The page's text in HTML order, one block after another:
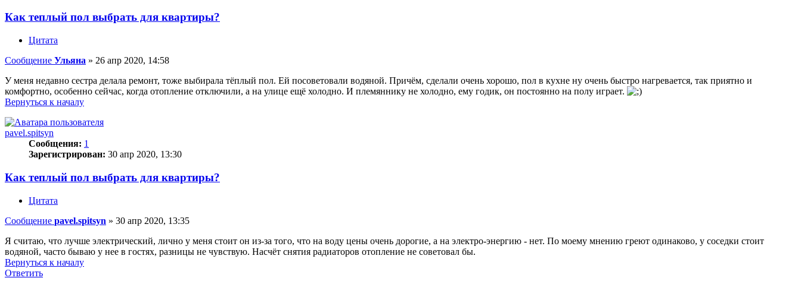
Как теплый пол выбрать для квартиры?
Цитата
Сообщение Ульяна » 26 апр 2020, 14:58
У меня недавно сестра делала ремонт, тоже выбирала тёплый пол. Ей посоветовали водяной. Причём, сделали очень хорошо, пол в кухне ну очень быстро нагревается, так приятно и
комфортно, особенно сейчас, когда отопление отключили, а на улице ещё холодно. И племяннику не холодно, ему годик, он постоянно на полу играет.
Вернуться к началу
pavel.spitsyn
Сообщения: 1
Зарегистрирован: 30 апр 2020, 13:30
Как теплый пол выбрать для квартиры?
Цитата
Сообщение pavel.spitsyn » 30 апр 2020, 13:35
Я считаю, что лучше электрический, лично у меня стоит он из-за того, что на воду цены очень дорогие, а на электро-энергию - нет. По моему мнению греют одинаково, у соседки стоит
водяной, часто бываю у нее в гостях, разницы не чувствую. Насчёт снятия радиаторов отопление не советовал бы.
Вернуться к началу
Ответить
Ответить